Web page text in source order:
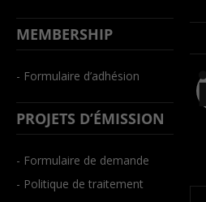
MEMBERSHIP
- Formulaire d’adhésion
PROJETS D’ÉMISSION
- Formulaire de demande
- Politique de traitement